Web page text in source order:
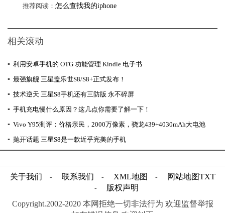
推荐阅读： 怎么查找我的iphone
相关滚动
▪ 利用安卓手机的 OTG 功能管理 Kindle 电子书
▪ 最强旗舰 三星盖乐世S8/S8+正式发布！
▪ 技术逆天 三星S8手机还有三防版 永不碎屏
▪ 手机充电慢什么原因？这几点你需要了解一下！
▪ Vivo Y95测评：价格亲民，2000万像素，骁龙439+4030mAh大电池
▪ 抛开话题 三星S8是一款近乎完美的手机
关于我们 - 联系我们 - XML地图 - 网站地图TXT
-
版权声明
Copyright.2002-2020 本网拒绝一切非法行为 欢迎监督举报